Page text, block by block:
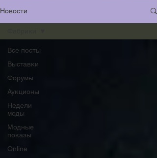
Новости
Все посты
Выставки
Форумы
Аукционы
Недели
моды
Модные
показы
Online